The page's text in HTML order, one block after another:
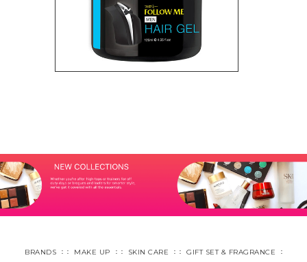
BRANDS MAKE UP SKIN CARE GIFT SET & FRAGRANCE